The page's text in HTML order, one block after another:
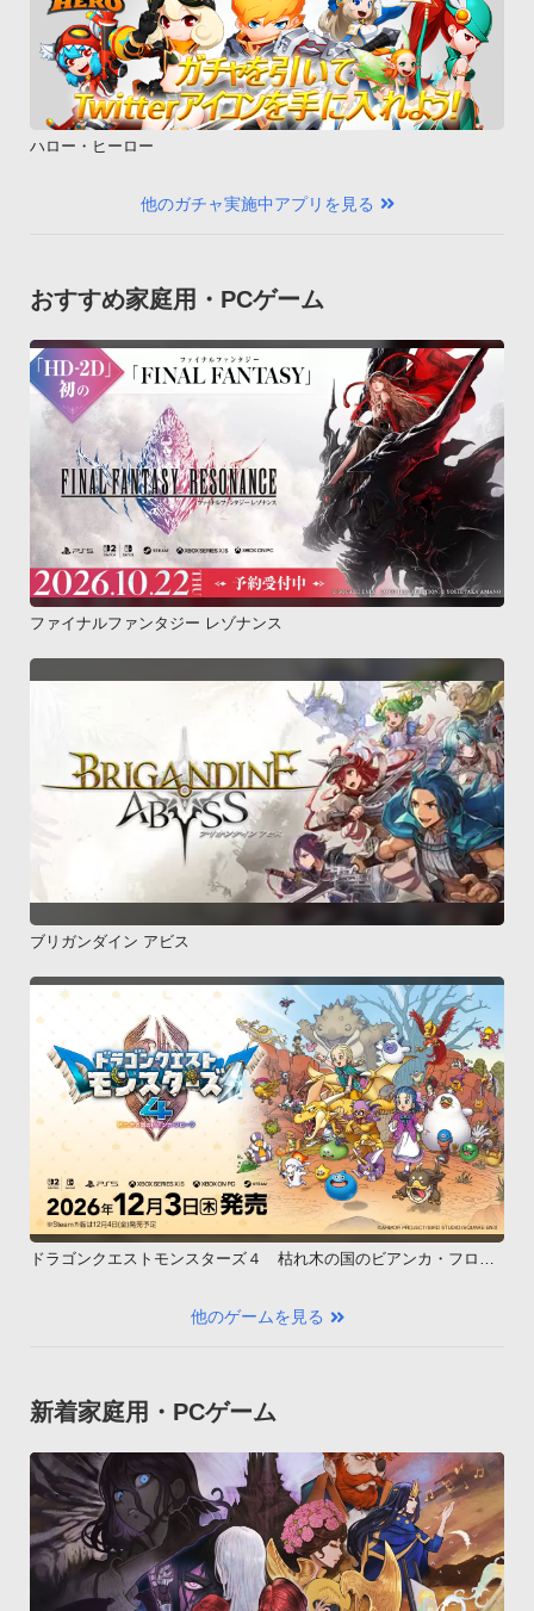
ハロー・ヒーロー
他のガチャ実施中アプリを見る
おすすめ家庭用・PCゲーム
ファイナルファンタジー レゾナンス
ブリガンダイン アビス
ドラゴンクエストモンスターズ４ 枯れ木の国のビアンカ・フロー
他のゲームを見る
新着家庭用・PCゲーム